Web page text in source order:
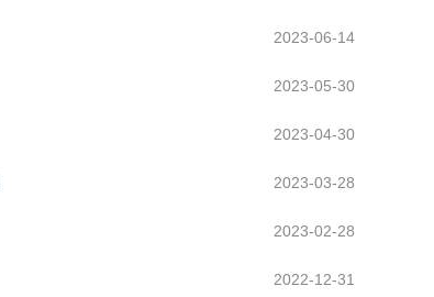
2023-06-14
2023-05-30
2023-04-30
2023-03-28
2023-02-28
2022-12-31